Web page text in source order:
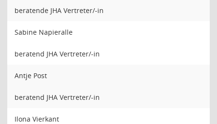
beratende JHA Vertreter/-in
Sabine Napieralle
beratend JHA Vertreter/-in
Antje Post
beratend JHA Vertreter/-in
Ilona Vierkant